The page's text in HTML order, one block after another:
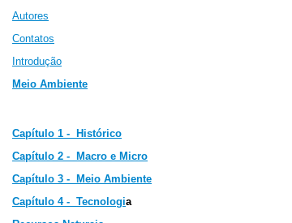
Autores
Contatos
Introdução
Meio Ambiente
Capítulo 1 - Histórico
Capítulo 2 - Macro e Micro
Capítulo 3 - Meio Ambiente
Capítulo 4 - Tecnologia